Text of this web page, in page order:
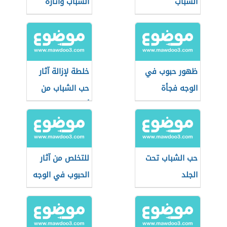
ظهور حبوب في
الوجه فجأة
خلطة لإزالة آثار
حب الشباب من
أول استعمال
حب الشباب تحت
الجلد
للتخلص من آثار
الحبوب في الوجه